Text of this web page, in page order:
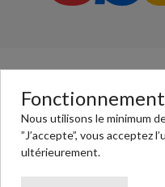
©
Nous utilisons le minimum
”J’accepte”, vous
ultérieurement.